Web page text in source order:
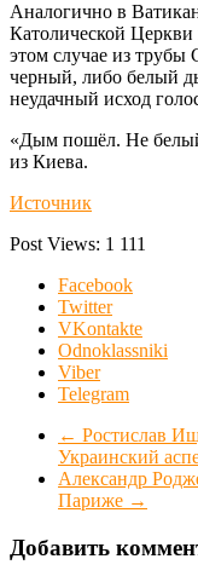
Аналогично в
Католической
этом случае из
черный, либо белый
неудачный исход
«Дым пошёл. Не
из Киева.
Источник
Post Views: 1 111
Facebook
Twitter
VKontakte
Odnoklassniki
Viber
Telegram
← Ростислав
Украинский
Александр
Париже →
Добавить